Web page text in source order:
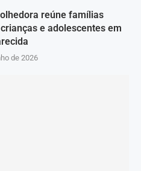
reúne famílias
e adolescentes em
de 2026